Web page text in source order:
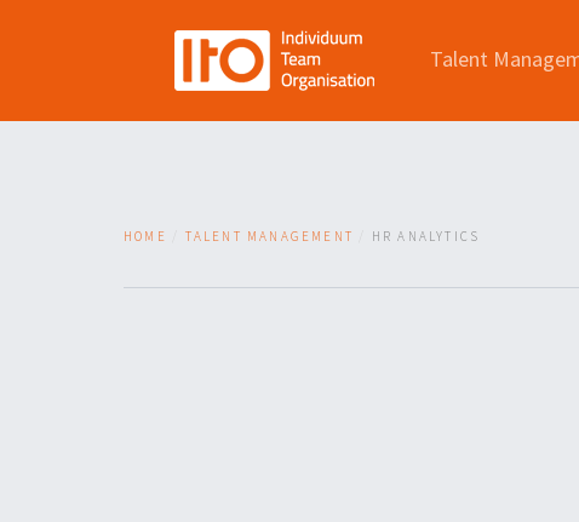
Talent
HOME TALENT MANAGEMENT HR ANALYTICS